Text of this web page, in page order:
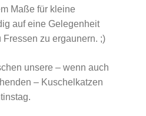
Maße für kleine
auf eine Gelegenheit
zu ergaunern. ;)
unsere – wenn auch
– Kuschelkatzen